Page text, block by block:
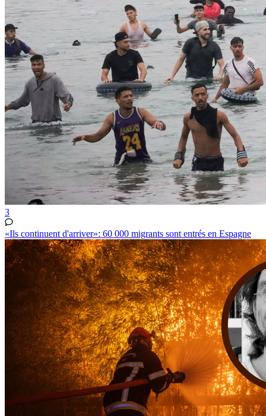
3
«Ils continuent d'arriver»: 60 000 migrants sont entrés en Espagne